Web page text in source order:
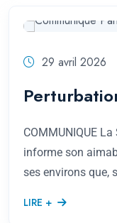
29 avril 2026
COMMUNIQUE
informe son
ses environs que,
LIRE +